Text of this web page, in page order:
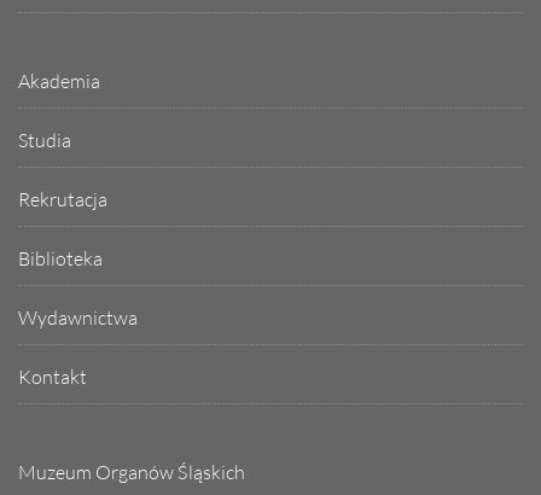
Akademia
Studia
Rekrutacja
Biblioteka
Wydawnictwa
Kontakt
Muzeum Organów Śląskich